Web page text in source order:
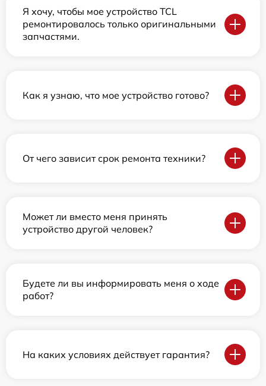
Я хочу, чтобы мое устройство TCL
ремонтировалось только оригинальными
запчастями.
Как я узнаю, что мое устройство готово?
От чего зависит срок ремонта техники?
Может ли вместо меня принять
устройство другой человек?
Будете ли вы информировать меня о ходе
работ?
На каких условиях действует гарантия?